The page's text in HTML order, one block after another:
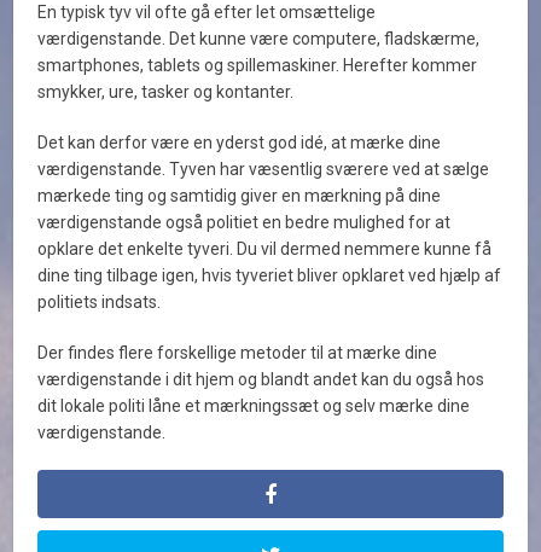
En typisk tyv vil ofte gå efter let omsættelige
værdigenstande. Det kunne være computere, fladskærme,
smartphones, tablets og spillemaskiner. Herefter kommer
smykker, ure, tasker og kontanter.
Det kan derfor være en yderst god idé, at mærke dine
værdigenstande. Tyven har væsentlig sværere ved at sælge
mærkede ting og samtidig giver en mærkning på dine
værdigenstande også politiet en bedre mulighed for at
opklare det enkelte tyveri. Du vil dermed nemmere kunne få
dine ting tilbage igen, hvis tyveriet bliver opklaret ved hjælp af
politiets indsats.
Der findes flere forskellige metoder til at mærke dine
værdigenstande i dit hjem og blandt andet kan du også hos
dit lokale politi låne et mærkningssæt og selv mærke dine
værdigenstande.